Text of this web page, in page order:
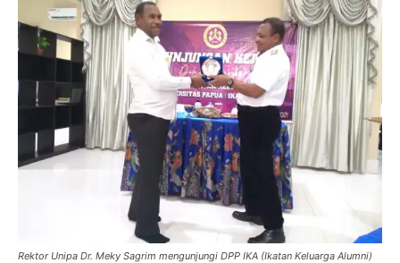
Rektor Unipa Dr. Meky Sagrim mengunjungi DPP IKA (Ikatan Keluarga Alumni)